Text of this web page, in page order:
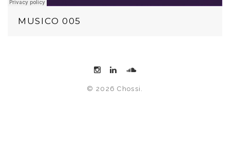
MUSICO 005
© 2026 Chossi.